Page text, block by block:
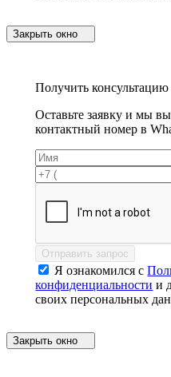
Закрыть окно
Получить консультацию
Оставьте заявку и мы
контактный номер в
Отправить запрос
Я ознакомился с
конфиденциальности и
своих персональных
Закрыть окно